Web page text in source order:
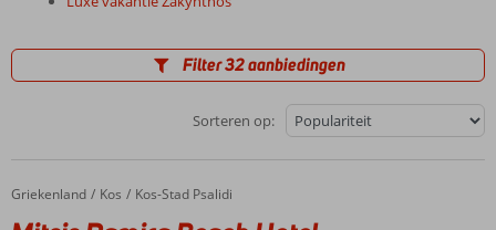
Filter 32 aanbiedingen
Sorteren op:
Home
Griekenland Kos Kos-Stad Psalidi
Mitsis Ramira Beach Hotel